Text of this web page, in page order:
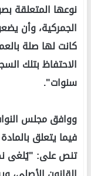
نوعها المتعلقة
الجمركية، وأن
كانت لها صلة
الاحتفاظ بتلك
سنوات".
ووافق مجلس